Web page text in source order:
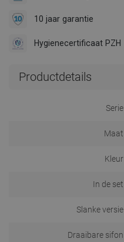
10 jaar garantie
Hygienecertificaat PZH
Productdetails
Serie
Maat
Kleur
In de set
Slanke versie
Draaibare sifon